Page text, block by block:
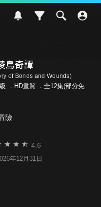
島奇譚
of Bonds and Wounds)
．HD畫質 ．全12集(部分免
險
4.6
年12月31日